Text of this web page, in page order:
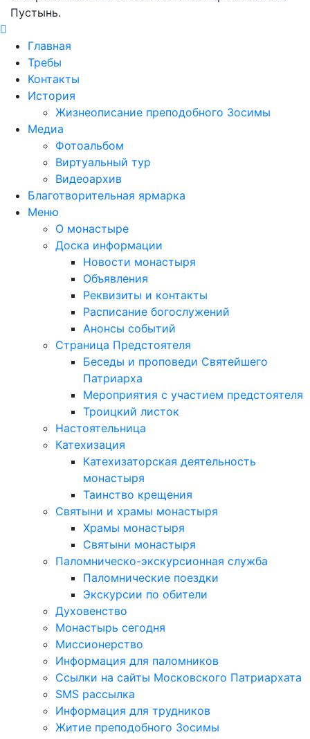
Пустынь.
Главная
Требы
Контакты
История
Жизнеописание преподобного Зосимы
Медиа
Фотоальбом
Виртуальный тур
Видеоархив
Благотворительная ярмарка
Меню
О монастыре
Доска информации
Новости монастыря
Объявления
Реквизиты и контакты
Расписание богослужений
Анонсы событий
Страница Предстоятеля
Беседы и проповеди Святейшего
Патриарха
Мероприятия с участием предстоятеля
Троицкий листок
Настоятельница
Катехизация
Катехизаторская деятельность
монастыря
Таинство крещения
Святыни и храмы монастыря
Храмы монастыря
Святыни монастыря
Паломническо-экскурсионная служба
Паломнические поездки
Экскурсии по обители
Духовенство
Монастырь сегодня
Миссионерство
Информация для паломников
Ссылки на сайты Московского Патриархата
SMS рассылка
Информация для трудников
Житие преподобного Зосимы